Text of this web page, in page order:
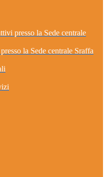
presso la Sede centrale
la Sede centrale Sraffa